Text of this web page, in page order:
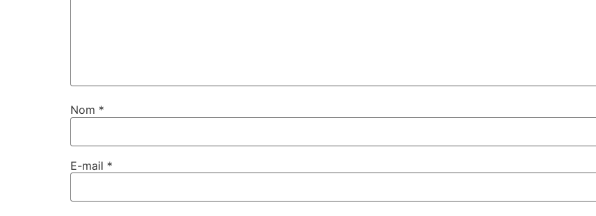
Nom *
E-mail *